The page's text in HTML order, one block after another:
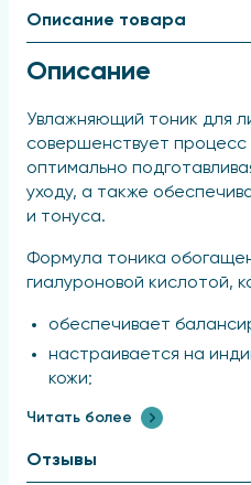
Описание товара
Описание
Увлажняющий тоник для
совершенствует процесс
оптимально
уходу, а также
и тонуса.
Формула тоника
гиалуроновой кислотой,
обеспечивает
настраивается на
кожи;
глубоко увлажняет и
Гидроксиэтилмочевина
Читать более
Отзывы